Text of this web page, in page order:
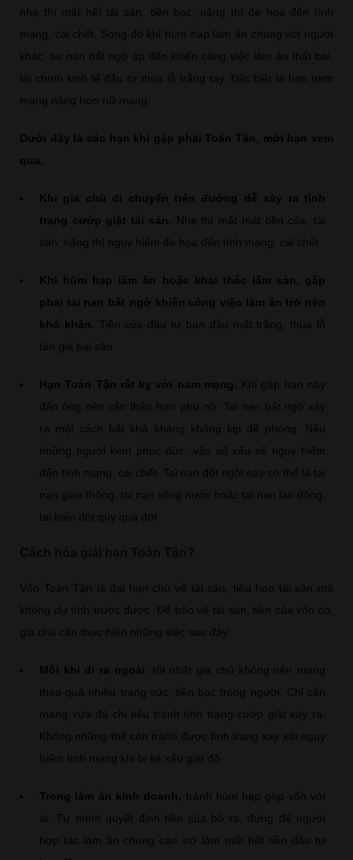
nhẹ thì mất hết tài sản, tiền bạc, nặng thì đe họa đến tính
mạng, cái chết. Song đó khi hùm hạp làm ăn chung với người
khác, tai nạn bất ngờ ập đến khiến công việc làm ăn thất bại,
tài chính kinh tế đầu tư thua lỗ trắng tay. Đặc biệt là hạn nam
mạng nặng hơn nữ mạng.
Dưới đây là các hạn khi gặp phải Toán Tận, mời bạn xem
qua.
Khi gia chủ di chuyển trên đường dễ xảy ra tình
trạng cướp giật tài sản.
Nhẹ thì mất mát tiền của, tài
sản, nặng thì nguy hiểm đe họa đến tính mạng, cái chết.
Khi hùm hạp làm ăn hoặc khai thác lấm sản, gặp
phải tai nạn bất ngờ khiến công việc làm ăn trở nên
khó khăn. Tiền của đầu tư ban đầu mất trắng, thua lỗ
tán gia bại sản.
Hạn Toán Tận rất kỵ với nam mạng. Khi gặp hạn này
đàn ông nên cẩn thận hơn phụ nữ. Tai nạn bất ngờ xảy
ra một cách bất khả kháng không kịp đề phòng. Nếu
những người kém phúc đức, vận số xấu sẽ nguy hiểm
đến tính mạng, cái chết. Tai nạn đột ngột này có thể là tai
nạn giao thông, tai nạn sông nước hoặc tai nạn lao động,
tai biến đột quỵ qua đời.
Vốn Toán Tận là đại hạn chủ về tài sản, tiêu hao tài sản mà
không dự tính trước được. Để bảo vệ tài sản, tiền của vốn có,
gia chủ cần thực hiện những việc sau đây:
Mỗi khi đi ra ngoài
, tốt nhất gia chủ không nên mang
theo quá nhiều trang sức, tiền bạc trong người. Chỉ cần
mang vừa đủ chi tiêu tránh tình trạng cướp giật xảy ra.
Không những thế còn tránh được tình trạng xay xát nguy
hiểm tính mạng khi bị kẻ xấu giật đồ.
Trong làm ăn kinh doanh, tránh hùm hạp góp vốn với
ai. Tự mình quyết định tiền của bỏ ra, đừng để người
hợp tác làm ăn chung cản trở làm mất hết tiền đầu tư